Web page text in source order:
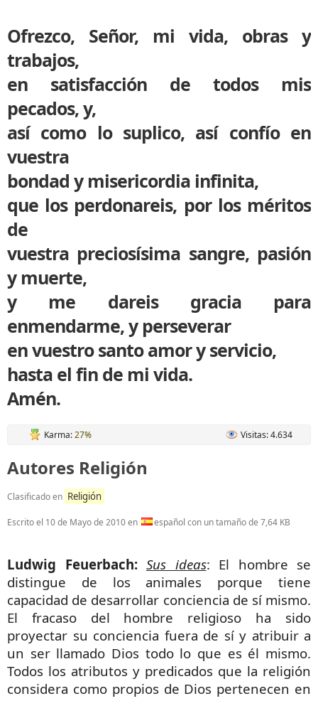
Ofrezco, Señor, mi vida, obras y
trabajos,
en satisfacción de todos mis
pecados, y,
así como lo suplico, así confío en
vuestra
bondad y misericordia infinita,
que los perdonareis, por los méritos
de
vuestra preciosísima sangre, pasión
y muerte,
y me dareis gracia para
enmendarme, y perseverar
en vuestro santo amor y servicio,
hasta el fin de mi vida.
Amén.
Karma:27% Visitas: 4.634
Autores Religión
Clasificado en Religión
Escrito el 10 de Mayo de 2010en español con un tamaño de 7,64 KB
Ludwig Feuerbach: Sus ideas: El hombre se
distingue de los animales porque tiene
capacidad de desarrollar conciencia de sí mismo.
El fracaso del hombre religioso ha sido
proyectar su conciencia fuera de sí y atribuir a
un ser llamado Dios todo lo que es él mismo.
Todos los atributos y predicados que la religión
considera como propios de Dios pertenecen en